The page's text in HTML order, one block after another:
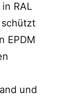
RAL
EPDM
und